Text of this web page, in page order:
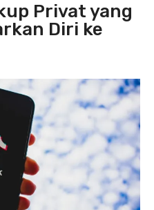
Privat yang
Diri ke